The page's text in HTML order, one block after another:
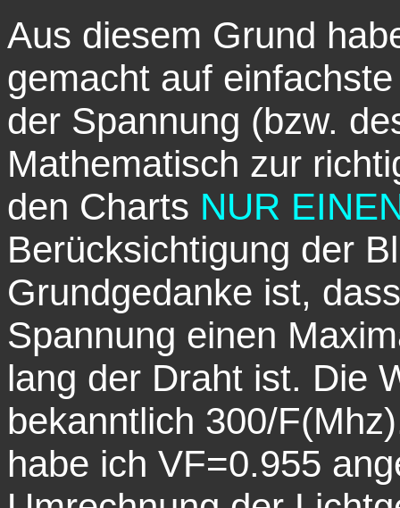
Aus diesem Grund
gemacht auf
der Spannung (bzw.
Mathematisch zur
den Charts NUR
Berücksichtigung der
Grundgedanke ist,
Spannung einen
lang der Draht ist. Die
bekanntlich 300/
habe ich VF=0.955